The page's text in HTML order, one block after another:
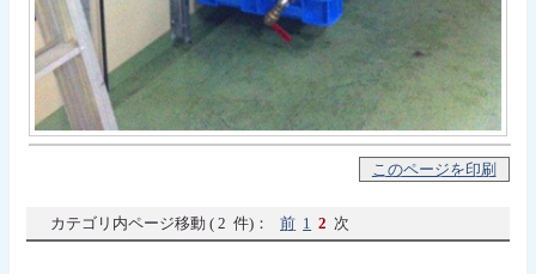
このページを印刷
カテゴリ内ページ移動 ( 2 件)：前 1 2 次